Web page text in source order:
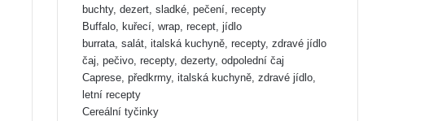
buchty, dezert, sladké, pečení, recepty
Buffalo, kuřecí, wrap, recept, jídlo
burrata, salát, italská kuchyně, recepty, zdravé jídlo
čaj, pečivo, recepty, dezerty, odpolední čaj
Caprese, předkrmy, italská kuchyně, zdravé jídlo,
letní recepty
Cereální tyčinky